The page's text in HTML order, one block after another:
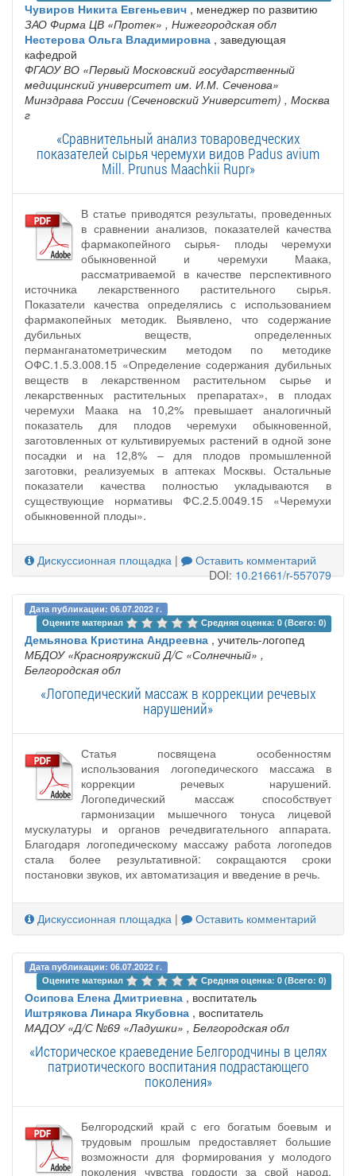
Чувиров Никита Евгеньевич , менеджер по развитию
ЗАО Фирма ЦВ «Протек» , Нижегородская обл
Нестерова Ольга Владимировна , заведующая
кафедрой
ФГАОУ ВО «Первый Московский государственный
медицинский университет им. И.М. Сеченова»
Минздрава России (Сеченовский Университет) , Москва
г
«Сравнительный анализ товароведческих
показателей сырья черемухи видов Padus avium
Mill. Prunus Maachkii Rupr»
В статье приводятся результаты, проведенных
в сравнении анализов, показателей качества
фармакопейного сырья- плоды черемухи
обыкновенной и черемухи Маака,
рассматриваемой в качестве перспективного
источника лекарственного растительного сырья.
Показатели качества определялись с использованием
фармакопейных методик. Выявлено, что содержание
дубильных веществ, определенных
перманганатометрическим методом по методике
ОФС.1.5.3.008.15 «Определение содержания дубильных
веществ в лекарственном растительном сырье и
лекарственных растительных препаратах», в плодах
черемухи Маака на 10,2% превышает аналогичный
показатель для плодов черемухи обыкновенной,
заготовленных от культивируемых растений в одной зоне
посадки и на 12,8% – для плодов промышленной
заготовки, реализуемых в аптеках Москвы. Остальные
показатели качества полностью укладываются в
существующие нормативы ФС.2.5.0049.15 «Черемухи
обыкновенной плоды».
Дискуссионная площадка |
Оставить комментарий
DOI:10.21661/r-557079
Дата публикации: 06.07.2022 г.
Оцените материал
Средняя оценка: 0 (Всего: 0)
Демьянова Кристина Андреевна , учитель-логопед
МБДОУ «Краснояружский Д/С «Солнечный» ,
Белгородская обл
«Логопедический массаж в коррекции речевых
нарушений»
Статья посвящена особенностям
использования логопедического массажа в
коррекции речевых нарушений.
Логопедический массаж способствует
гармонизации мышечного тонуса лицевой
мускулатуры и органов речедвигательного аппарата.
Благодаря логопедическому массажу работа логопедов
стала более результативной: сокращаются сроки
постановки звуков, их автоматизация и введение в речь.
Дискуссионная площадка | Оставить комментарий
Дата публикации: 06.07.2022 г.
Оцените материал
Средняя оценка: 0 (Всего: 0)
Осипова Елена Дмитриевна , воспитатель
Иштрякова Линара Якубовна , воспитатель
МАДОУ «Д/С №69 «Ладушки» , Белгородская обл
«Историческое краеведение Белгородчины в целях
патриотического воспитания подрастающего
поколения»
Белгородский край с его богатым боевым и
трудовым прошлым предоставляет большие
возможности для формирования у молодого
поколения чувства гордости за свой народ.